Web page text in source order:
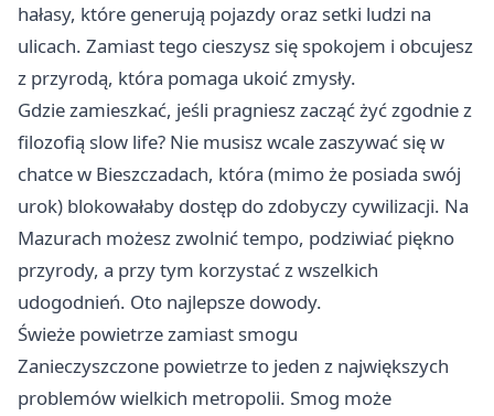
hałasy, które generują pojazdy oraz setki ludzi na
ulicach. Zamiast tego cieszysz się spokojem i obcujesz
z przyrodą, która pomaga ukoić zmysły.
Gdzie zamieszkać, jeśli pragniesz zacząć żyć zgodnie z
filozofią slow life? Nie musisz wcale zaszywać się w
chatce w Bieszczadach, która (mimo że posiada swój
urok) blokowałaby dostęp do zdobyczy cywilizacji. Na
Mazurach możesz zwolnić tempo, podziwiać piękno
przyrody, a przy tym korzystać z wszelkich
udogodnień. Oto najlepsze dowody.
Świeże powietrze zamiast smogu
Zanieczyszczone powietrze to jeden z największych
problemów wielkich metropolii. Smog może